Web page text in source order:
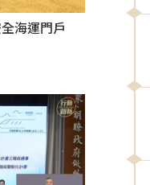
海運門戶